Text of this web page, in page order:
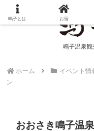
鳴子温泉観
ホーム イベント情
ン
おおさき鳴子温
鳴子とは お宿